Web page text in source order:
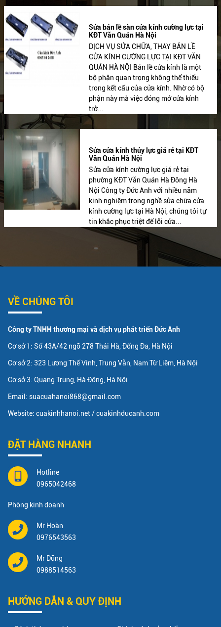
Sửa bản lề sàn cửa kính cường lực tại
KĐT Văn Quán Hà Nội
DỊCH VỤ SỬA CHỮA, THAY BẢN LỀ
CỬA KÍNH CƯỜNG LỰC TẠI KĐT VĂN
QUÁN HÀ NỘI Bản lề cửa kính là một
bộ phận quan trọng không thể thiếu
trong kết cấu của cửa kính. Nhờ có bộ
phận này mà việc đóng mở cửa kính
trở...
Sửa cửa kính thủy lực giá rẻ tại KĐT
Văn Quán Hà Nội
Sửa cửa kính cường lực giá rẻ tại
phường KĐT Văn Quán Hà Đông Hà
Nội Công ty Đức Anh với nhiều năm
kinh nghiệm trong nghề sửa chữa cửa
kính cường lực tại Hà Nội, chúng tôi tự
tin khắc phục triệt để lỗi cửa...
VỀ CHÚNG TÔI
Công ty TNHH thương mại và dịch vụ phát triển Đức Anh
Cơ sở 1: Số 43A/42 ngõ 278 Thái Hà, Đống Đa, Hà Nội
Cơ sở 2: 323 Lương Thế Vinh, Trung Văn, Nam Từ Liêm, Hà Nội
Cơ sở 3: Quang Trung, Hà Đông, Hà Nội
Email: suacuahanoi868@gmail.com
Website: cuakinhhanoi.net / cuakinhducanh.com
ĐẶT HÀNG NHANH
Hotline
0965042468
Phòng kinh doanh
Mr Hoàn
0976543563
Mr Dũng
0988514563
HƯỚNG DẪN & QUY ĐỊNH